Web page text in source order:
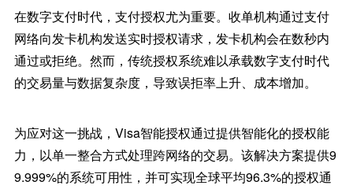
在数字支付时代，支付授权尤为重要。收单机构通过支付
网络向发卡机构发送实时授权请求，发卡机构会在数秒内
通过或拒绝。然而，传统授权系统难以承载数字支付时代
的交易量与数据复杂度，导致误拒率上升、成本增加。
为应对这一挑战，Visa智能授权通过提供智能化的授权能
力，以单一整合方式处理跨网络的交易。该解决方案提供9
9.999%的系统可用性，并可实现全球平均96.3%的授权通